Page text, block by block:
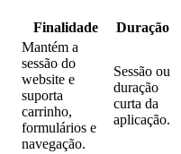
Finalidade Duração
Mantém a
sessão do
website e
suporta
carrinho,
formulários e
navegação.
Sessão ou
duração
curta da
aplicação.